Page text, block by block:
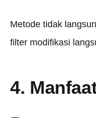
Metode tidak
filter modifikasi
4.